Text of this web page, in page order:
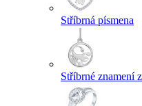
Stříbrná písmena
Stříbrné znamení